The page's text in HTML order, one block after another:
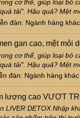
cơ thể, giúp loại bỏ
tải". Hậu quả? Mệt
đàn: Ngành hàng khác
gan cao, mệt
cơ thể, giúp loại bỏ
tải". Hậu quả? Mệt
đàn: Ngành hàng khác
lượng cao VƯỢT
LIVER DETOX Nhập